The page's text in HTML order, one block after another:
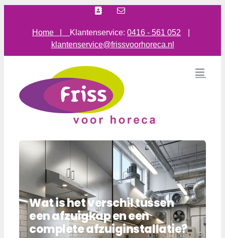
Facebook
E-
Home | Klantenservice: 0416 - 561 052
klantenservice@frissvoorhoreca.nl
Wat is het verschil tussen
een afzuigkap en een
complete afzuiginstallatie?